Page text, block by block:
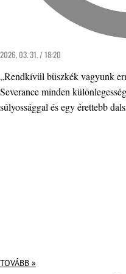
2026. 03. 31. / 18:20
„Rendkívül büszkék vagyunk
Severance minden
súlyossággal és egy érettebb
TOVÁBB »